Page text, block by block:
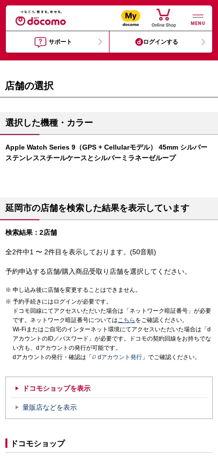
MENU
サポート ログインする
店舗の選択
選択した機種・カラー
Apple Watch Series 9（GPS + Cellularモデル） 45mm シルバー
ステンレススチールケースとシルバーミラネーゼループ
延岡市の店舗を検索した結果を表示しています
検索結果：2店舗
全2件中1 〜 2件目を表示しております。(50音順)
予約申込する店舗/購入商品受取り店舗を選択してください。
申し込み後に店舗を変更することはできません。
予約手続きにはログインが必要です。
ドコモ回線にてアクセスいただいた場合は「ネットワーク暗証番号」が必要
です。ネットワーク暗証番号についてはこちら をご確認ください。
Wi-Fiまたはご自宅のインターネット環境にてアクセスいただいた場合は「d
アカウントのID／パスワード」が必要です。ドコモの契約回線をお持ちでな
い方も、dアカウントの発行が可能です。
dアカウントの発行・確認は「
dアカウント発行 」でご確認ください。
ドコモショップを表示
量販店などを表示
ドコモショップ